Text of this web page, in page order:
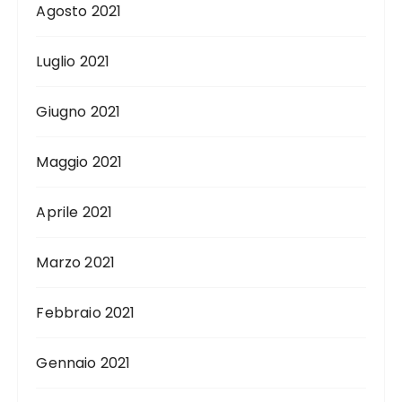
Agosto 2021
Luglio 2021
Giugno 2021
Maggio 2021
Aprile 2021
Marzo 2021
Febbraio 2021
Gennaio 2021